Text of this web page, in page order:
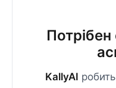
KallyAI